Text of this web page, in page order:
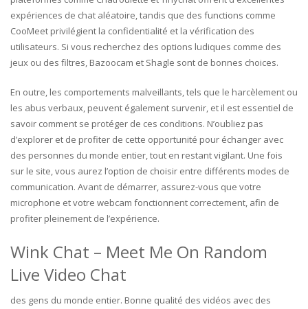
expériences de chat aléatoire, tandis que des functions comme
CooMeet privilégient la confidentialité et la vérification des
utilisateurs. Si vous recherchez des options ludiques comme des
jeux ou des filtres, Bazoocam et Shagle sont de bonnes choices.
En outre, les comportements malveillants, tels que le harcèlement ou
les abus verbaux, peuvent également survenir, et il est essentiel de
savoir comment se protéger de ces conditions. N’oubliez pas
d’explorer et de profiter de cette opportunité pour échanger avec
des personnes du monde entier, tout en restant vigilant. Une fois
sur le site, vous aurez l’option de choisir entre différents modes de
communication. Avant de démarrer, assurez-vous que votre
microphone et votre webcam fonctionnent correctement, afin de
profiter pleinement de l’expérience.
Wink Chat – Meet Me On Random
Live Video Chat
des gens du monde entier. Bonne qualité des vidéos avec des